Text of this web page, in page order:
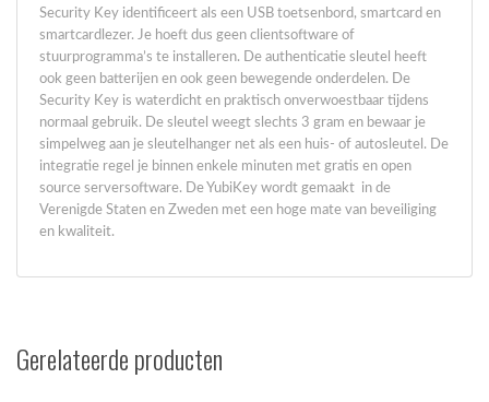
Security Key identificeert als een USB toetsenbord, smartcard en
smartcardlezer. Je hoeft dus geen clientsoftware of
stuurprogramma’s te installeren. De authenticatie sleutel heeft
ook geen batterijen en ook geen bewegende onderdelen. De
Security Key is waterdicht en praktisch onverwoestbaar tijdens
normaal gebruik. De sleutel weegt slechts 3 gram en bewaar je
simpelweg aan je sleutelhanger net als een huis- of autosleutel. De
integratie regel je binnen enkele minuten met gratis en open
source serversoftware. De YubiKey wordt gemaakt in de
Verenigde Staten en Zweden met een hoge mate van beveiliging
en kwaliteit.
Gerelateerde producten